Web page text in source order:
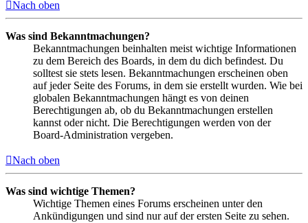
Nach oben
Was sind Bekanntmachungen?
Bekanntmachungen beinhalten meist wichtige Informationen
zu dem Bereich des Boards, in dem du dich befindest. Du
solltest sie stets lesen. Bekanntmachungen erscheinen oben
auf jeder Seite des Forums, in dem sie erstellt wurden. Wie bei
globalen Bekanntmachungen hängt es von deinen
Berechtigungen ab, ob du Bekanntmachungen erstellen
kannst oder nicht. Die Berechtigungen werden von der
Board-Administration vergeben.
Nach oben
Was sind wichtige Themen?
Wichtige Themen eines Forums erscheinen unter den
Ankündigungen und sind nur auf der ersten Seite zu sehen.